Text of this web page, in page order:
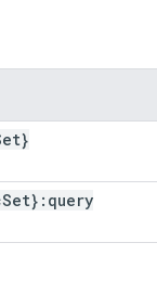
Set}:query